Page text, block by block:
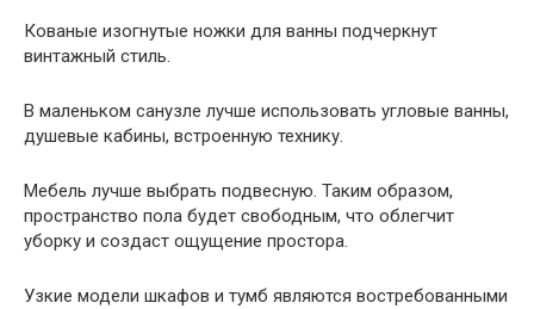
Кованые изогнутые ножки для ванны подчеркнут
винтажный стиль.
В маленьком санузле лучше использовать угловые ванны,
душевые кабины, встроенную технику.
Мебель лучше выбрать подвесную. Таким образом,
пространство пола будет свободным, что облегчит
уборку и создаст ощущение простора.
Узкие модели шкафов и тумб являются востребованными